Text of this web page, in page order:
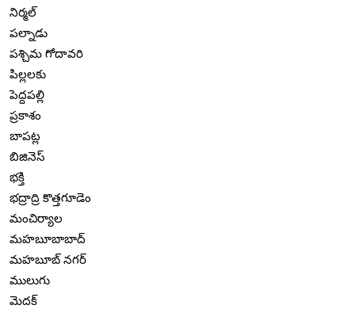
నిర్మల్
పల్నాడు
పశ్చిమ గోదావరి
పిల్లలకు
పెద్దపల్లి
ప్రకాశం
బాపట్ల
బిజినెస్
భక్తి
భద్రాద్రి కొత్తగూడెం
మంచిర్యాల
మహబూబాబాద్
మహబూబ్ నగర్
ములుగు
మెదక్